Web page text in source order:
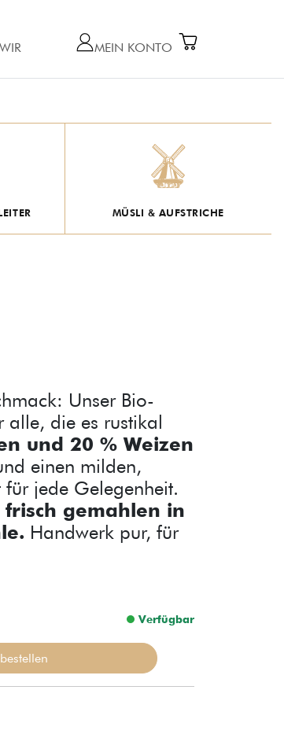
WIR MEIN KONTO
MÜSLI & AUFSTRICHE
Unser Bio-
alle, die es rustikal
und 20 % Weizen
einen milden,
jede Gelegenheit.
frisch gemahlen in
Handwerk pur, für
Verfügbar